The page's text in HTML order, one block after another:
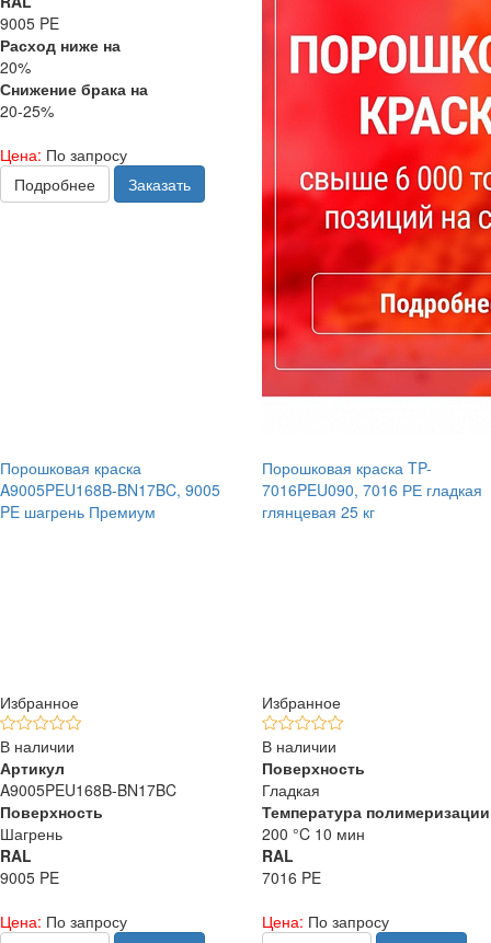
9005 PE
Расход ниже на
20%
Снижение брака на
20-25%
Цена: По запросу
Подробнее
Заказать
Порошковая краска
A9005PEU168B-BN17BC, 9005
PE шагрень Премиум
Избранное
В наличии
Артикул
A9005PEU168B-BN17BC
Поверхность
Шагрень
RAL
9005 PE
Цена: По запросу
Порошковая краска TP-
7016PEU090, 7016 РЕ гладкая
глянцевая 25 кг
Избранное
В наличии
Поверхность
Гладкая
Температура полимеризации
200 °C 10 мин
RAL
7016 PE
Цена: По запросу